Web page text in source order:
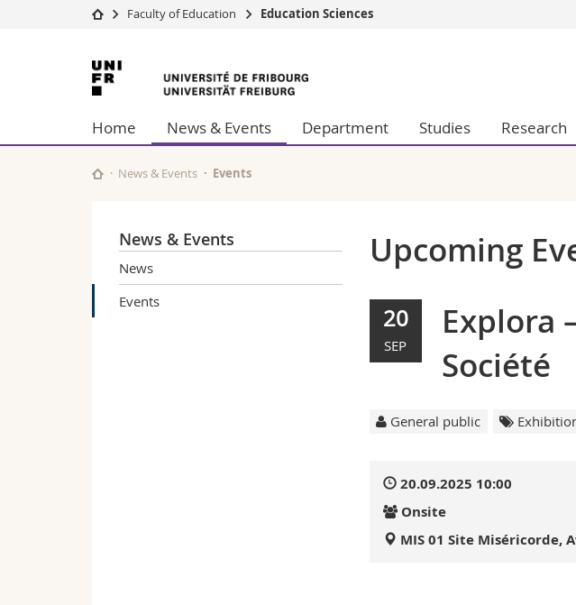
University
Studies
Research
University
Continuing education
Management, Economics and Social
Humanities
Faculty of Education Education Sciences
University
of
Fribourg
Home News & Events Department Studies Research
News & Events Events
News & Events
News
Events
Upcoming
20
SEP
Explora
Société
General public
20.09.2025 10:00
Onsite
MIS 01 Site Miséricorde,